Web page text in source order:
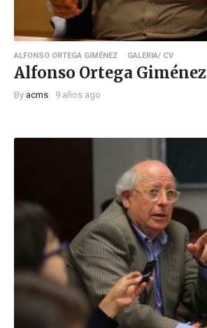
ALFONSO ORTEGA GIMÉNEZ GALERIA/ CV
Alfonso Ortega Giménez
By acms 9 años ago